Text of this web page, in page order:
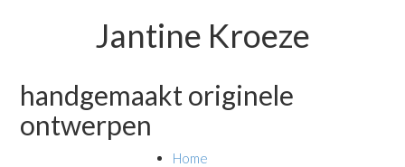
Jantine Kroeze
handgemaakt originele
ontwerpen
Home